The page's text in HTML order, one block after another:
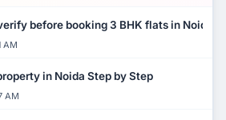
before booking 3 BHK flats in Noida?
AM
in Noida Step by Step
AM